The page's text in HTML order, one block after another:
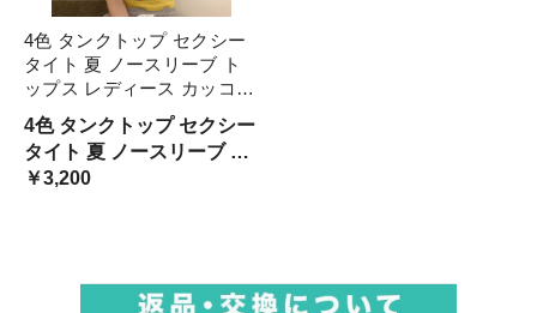
4色 タンクトップ セクシー
タイト 夏 ノースリーブ ト
ップス レディース カッコイ
イ スポーティ アメリカン
ポップ 英文字 ロゴ ナンバ
ー キャミソール 着回し 可
愛い 細身 スリム ボ モテる
4色 タンクトップ セクシー
タイト 夏 ノースリーブ ト
ップス レディース カッコ
￥3,200